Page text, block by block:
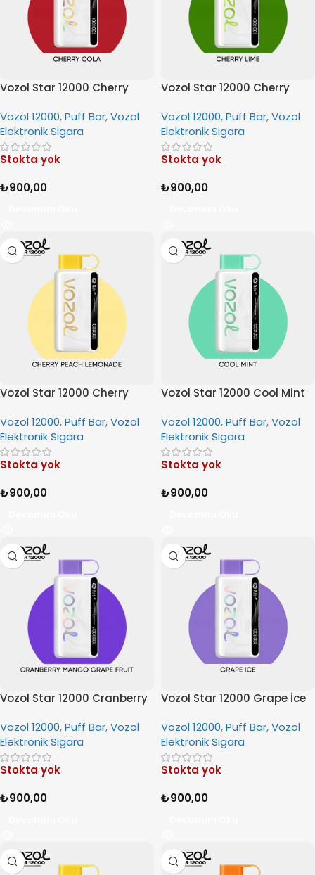
Vozol Star 12000 Cherry
Vozol 12000,Puff Bar,Vozol
Elektronik Sigara
Stokta yok
₺900,00
Vozol Star 12000 Cherry
Vozol 12000,Puff Bar,Vozol
Elektronik Sigara
Stokta yok
₺900,00
Vozol Star 12000 Cherry
Vozol 12000,Puff Bar,Vozol
Elektronik Sigara
Stokta yok
₺900,00
Vozol Star 12000 Cool Mint
Vozol 12000,Puff Bar,Vozol
Elektronik Sigara
Stokta yok
₺900,00
Vozol Star 12000 Cranberry
Vozol 12000,Puff Bar,Vozol
Elektronik Sigara
Stokta yok
₺900,00
Vozol Star 12000 Grape İce
Vozol 12000,Puff Bar,Vozol
Elektronik Sigara
Stokta yok
₺900,00